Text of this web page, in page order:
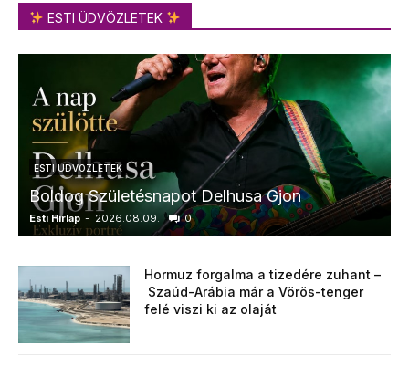
ESTI ÜDVÖZLETEK
ESTI ÜDVÖZLETEK
Boldog Születésnapot Delhusa Gjon
Esti Hírlap - 2026.08.09. 0
Hormuz forgalma a tizedére zuhant –
Szaúd-Arábia már a Vörös-tenger
felé viszi ki az olaját